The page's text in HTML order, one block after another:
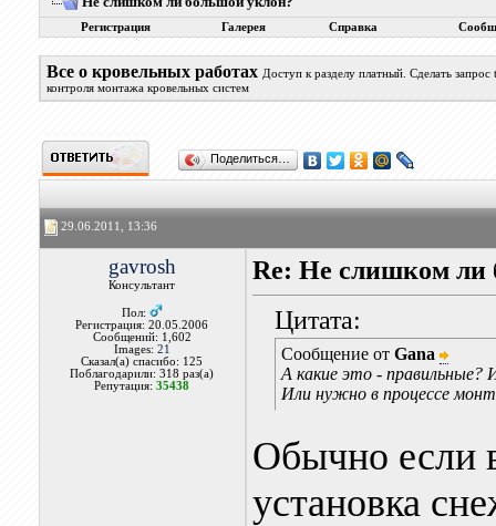
Регистрация Галерея Справка
Все о кровельных работах Доступ к разделу платный. Сделать
контроля монтажа кровельных систем
Поделиться…
29.06.2011, 13:36
gavrosh
Консультант
Пол:
Регистрация: 20.05.2006
Сообщений: 1,602
Images: 21
Сказал(а) спасибо: 125
Поблагодарили: 318 раз(а)
Репутация:35438
Re: Не слишком ли
Цитата:
Сообщение от Gana
А какие это -
Или нужно в процессе
Обычно если
установка